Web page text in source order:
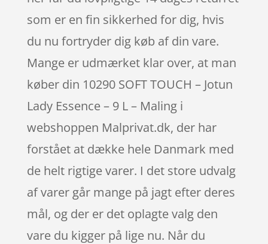
som er en fin sikkerhed for dig, hvis
du nu fortryder dig køb af din vare.
Mange er udmærket klar over, at man
køber din 10290 SOFT TOUCH – Jotun
Lady Essence – 9 L – Maling i
webshoppen Malprivat.dk, der har
forstået at dække hele Danmark med
de helt rigtige varer. I det store udvalg
af varer går mange på jagt efter deres
mål, og der er det oplagte valg den
vare du kigger på lige nu. Når du